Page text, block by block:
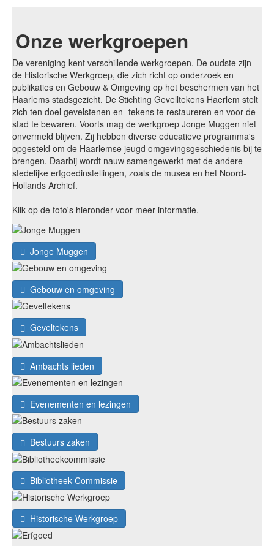
Onze werkgroepen
De vereniging kent verschillende werkgroepen. De oudste zijn
de Historische Werkgroep, die zich richt op onderzoek en
publikaties en Gebouw & Omgeving op het beschermen van het
Haarlems stadsgezicht. De Stichting Gevelltekens Haerlem stelt
zich ten doel gevelstenen en -tekens te restaureren en voor de
stad te bewaren. Voorts mag de werkgroep Jonge Muggen niet
onvermeld blijven. Zij hebben diverse educatieve programma's
opgesteld om de Haarlemse jeugd omgevingsgeschiedenis bij te
brengen. Daarbij wordt nauw samengewerkt met de andere
stedelijke erfgoedinstellingen, zoals de musea en het Noord-
Hollands Archief.
Klik op de foto's hieronder voor meer informatie.
Jonge Muggen
Gebouw en omgeving
Geveltekens
Ambachts lieden
Evenementen en lezingen
Bestuurs zaken
Bibliotheek Commissie
Historische Werkgroep